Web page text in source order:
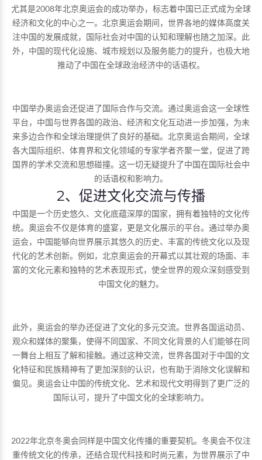
尤其是2008年北京奥运会的成功举办，标志着中国已正式成为全球
经济和文化的中心之一。北京奥运会期间，世界各地的媒体高度关
注中国的发展成就，国际社会对中国的认知和理解也随之加深。此
外，中国的现代化设施、城市规划以及服务能力的提升，也极大地
推动了中国在全球政治经济中的话语权。
中国举办奥运会还促进了国际合作与交流。通过奥运会这一全球性
平台，中国与世界各国的政治、经济和文化互动进一步加强，为未
来多边合作和全球治理提供了良好的基础。北京奥运会期间，全球
各大国际组织、体育界和文化领域的专家学者齐聚一堂，促进了跨
国界的学术交流和思想碰撞。这一切无疑提升了中国在国际社会中
的话语权和影响力。
2、促进文化交流与传播
中国是一个历史悠久、文化底蕴深厚的国家，拥有着独特的文化传
统。奥运会不仅是体育的盛宴，更是文化展示的平台。通过举办奥
运会，中国能够向世界展示其悠久的历史、丰富的传统文化以及现
代化的艺术创新。例如，北京奥运会的开幕式以其壮观的场面、丰
富的文化元素和独特的艺术表现形式，使全世界的观众深刻感受到
中国文化的魅力。
此外，奥运会的举办还促进了文化的多元交流。世界各国运动员、
观众和媒体的聚集，使得不同国家、不同文化背景的人们能够在同
一舞台上相互了解和接触。通过这种交流，世界各国对于中国的文
化特征和民族精神有了更加深刻的认识，也有助于消除文化误解和
偏见。奥运会让中国的传统文化、艺术和现代文明得到了更广泛的
国际认可，提升了中国文化的全球影响力。
2022年北京冬奥会同样是中国文化传播的重要契机。冬奥会不仅注
重传统文化的传承，还结合现代科技和时尚元素，为世界展示了中